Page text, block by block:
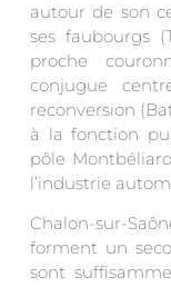
autour de son
ses faubourgs
proche
conjugue
reconversion
à la fonction
pôle
l’industrie
Chalon-sur-
forment un
sont